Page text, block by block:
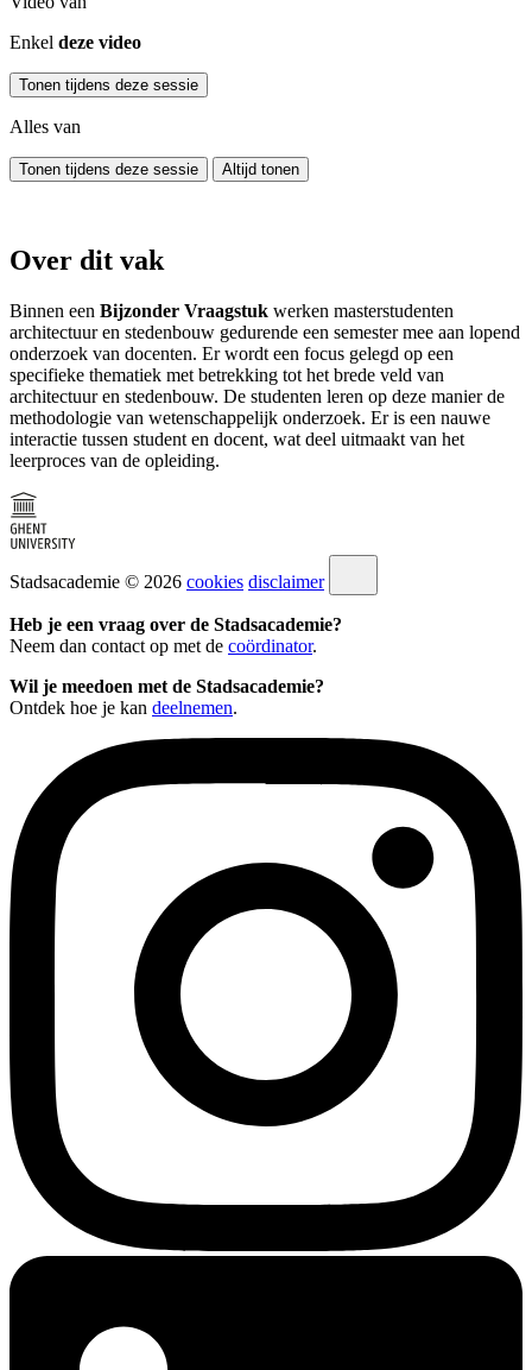
Enkel deze video
Tonen tijdens deze sessie
Alles van
Tonen tijdens deze sessie Altijd tonen
Over dit vak
Binnen een Bijzonder Vraagstuk werken masterstudenten
architectuur en stedenbouw gedurende een semester mee aan lopend
onderzoek van docenten. Er wordt een focus gelegd op een
specifieke thematiek met betrekking tot het brede veld van
architectuur en stedenbouw. De studenten leren op deze manier de
methodologie van wetenschappelijk onderzoek. Er is een nauwe
interactie tussen student en docent, wat deel uitmaakt van het
leerproces van de opleiding.
Stadsacademie © 2026 cookies disclaimer
Heb je een vraag over de Stadsacademie?
Neem dan contact op met de coördinator.
Wil je meedoen met de Stadsacademie?
Ontdek hoe je kan deelnemen.